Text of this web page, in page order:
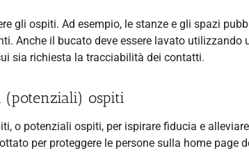
gli ospiti. Ad esempio, le stanze e gli spazi
Anche il bucato deve essere lavato utilizzando
sia richiesta la tracciabilità dei contatti.
(potenziali) ospiti
o potenziali ospiti, per ispirare fiducia e alleviare
per proteggere le persone sulla home page